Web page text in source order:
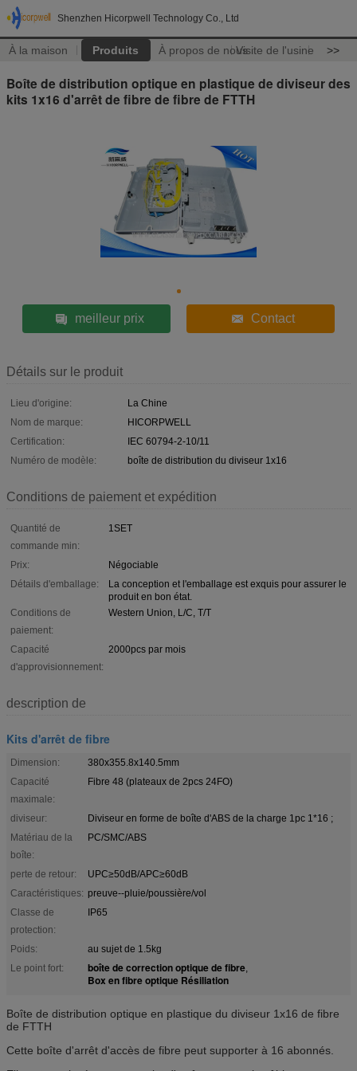
Shenzhen Hicorpwell Technology Co., Ltd
À la maison Produits À propos de nousVisite de l'usine >>
Boîte de distribution optique en plastique de diviseur des
kits 1x16 d'arrêt de fibre de fibre de FTTH
meilleur prix Contact
Détails sur le produit
Lieu d'origine:
La Chine
Nom de marque:
HICORPWELL
Certification:
IEC 60794-2-10/11
Numéro de modèle:
boîte de distribution du diviseur 1x16
Conditions de paiement et expédition
Quantité de
commande min:
1SET
Prix:
Négociable
Détails d'emballage:
La conception et l'emballage est exquis pour assurer le
produit en bon état.
Conditions de
paiement:
Western Union, L/C, T/T
Capacité
d'approvisionnement:
2000pcs par mois
description de
Kits d'arrêt de fibre
Dimension:
380x355.8x140.5mm
Capacité
maximale:
Fibre 48 (plateaux de 2pcs 24FO)
diviseur:
Diviseur en forme de boîte d'ABS de la charge 1pc 1*16 ;
Matériau de la
boîte:
PC/SMC/ABS
perte de retour:
UPC≥50dB/APC≥60dB
Caractéristiques: preuve--pluie/poussière/vol
Classe de
protection:
IP65
Poids:
au sujet de 1.5kg
Le point fort:
boîte de correction optique de fibre,
Box en fibre optique Résiliation
Boîte de distribution optique en plastique du diviseur 1x16 de fibre
de FTTH
Cette boîte d'arrêt d'accès de fibre peut supporter à 16 abonnés.